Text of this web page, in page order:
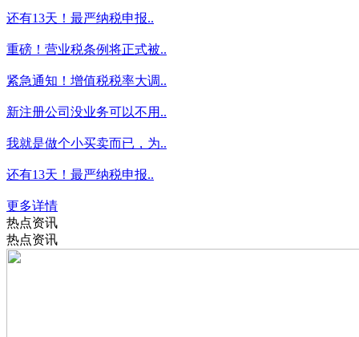
还有13天！最严纳税申报..
重磅！营业税条例将正式被..
紧急通知！增值税税率大调..
新注册公司没业务可以不用..
我就是做个小买卖而已，为..
还有13天！最严纳税申报..
更多详情
热点资讯
热点资讯